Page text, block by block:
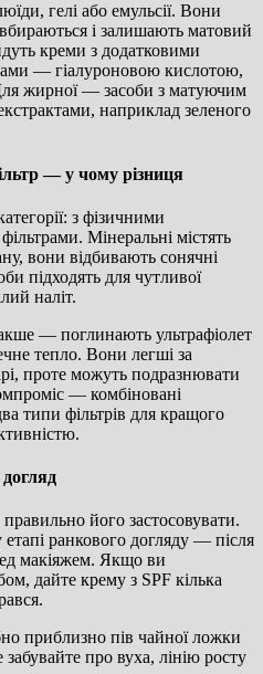
гелі або емульсії. Вони
і залишають матовий
креми з додатковими
— гіалуроновою кислотою,
жирної — засоби з матуючим
наприклад зеленого
— у чому різниця
з фізичними
Мінеральні містять
вони відбивають сонячні
підходять для чутливої
наліт.
— поглинають ультрафіолет
тепло. Вони легші за
проте можуть подразнювати
— комбіновані
типи фільтрів для кращого
його застосовувати.
ранкового догляду — після
макіяжем. Якщо ви
дайте крему з SPF кілька
приблизно пів чайної ложки
про вуха, лінію росту